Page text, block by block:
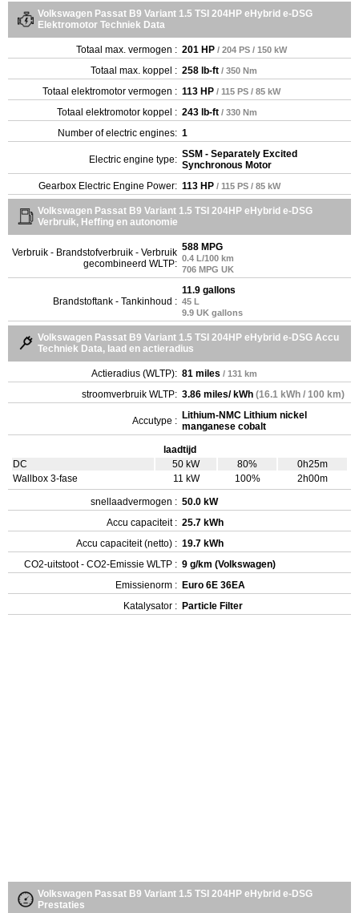
Volkswagen Passat B9 Variant 1.5 TSI 204HP eHybrid e-DSG
Elektromotor Techniek Data
Totaal max. vermogen : 201 HP / 204 PS / 150 kW
Totaal max. koppel : 258 lb-ft / 350 Nm
Totaal elektromotor vermogen : 113 HP / 115 PS / 85 kW
Totaal elektromotor koppel : 243 lb-ft / 330 Nm
Number of electric engines: 1
Electric engine type: SSM - Separately Excited
Synchronous Motor
Gearbox Electric Engine Power: 113 HP / 115 PS / 85 kW
Volkswagen Passat B9 Variant 1.5 TSI 204HP eHybrid e-DSG
Verbruik, Heffing en autonomie
Verbruik - Brandstofverbruik - Verbruik
gecombineerd WLTP:
588 MPG
0.4 L/100 km
706 MPG UK
Brandstoftank - Tankinhoud :
11.9 gallons
45 L
9.9 UK gallons
Volkswagen Passat B9 Variant 1.5 TSI 204HP eHybrid e-DSG Accu
Techniek Data, laad en actieradius
Actieradius (WLTP): 81 miles / 131 km
stroomverbruik WLTP: 3.86 miles/ kWh (16.1 kWh / 100 km)
Accutype : Lithium-NMC Lithium nickel
manganese cobalt
laadtijd
DC
50 kW 80%
0h25m
Wallbox 3-fase
11 kW 100% 2h00m
snellaadvermogen : 50.0 kW
Accu capaciteit : 25.7 kWh
Accu capaciteit (netto) : 19.7 kWh
CO2-uitstoot - CO2-Emissie WLTP : 9 g/km (Volkswagen)
Emissienorm : Euro 6E 36EA
Katalysator : Particle Filter
Volkswagen Passat B9 Variant 1.5 TSI 204HP eHybrid e-DSG
Prestaties